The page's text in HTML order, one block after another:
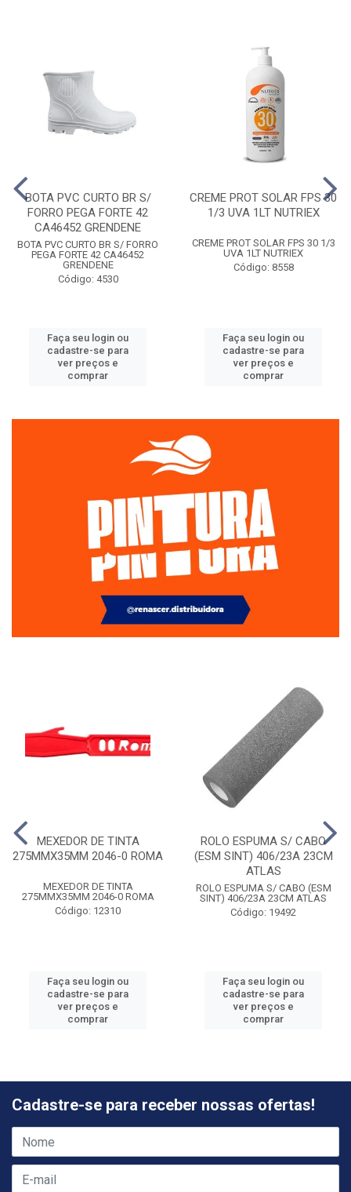
BOTA PVC CURTO BR S/
FORRO PEGA FORTE 42
CA46452 GRENDENE
BOTA PVC CURTO BR S/ FORRO
PEGA FORTE 42 CA46452
GRENDENE
Código: 4530
Faça seu login ou
cadastre-se para
ver preços e
comprar
CREME PROT SOLAR FPS 30
1/3 UVA 1LT NUTRIEX
CREME PROT SOLAR FPS 30 1/3
UVA 1LT NUTRIEX
Código: 8558
Faça seu login ou
cadastre-se para
ver preços e
comprar
MEXEDOR DE TINTA
275MMX35MM 2046-0 ROMA
MEXEDOR DE TINTA
275MMX35MM 2046-0 ROMA
Código: 12310
Faça seu login ou
cadastre-se para
ver preços e
comprar
ROLO ESPUMA S/ CABO
(ESM SINT) 406/23A 23CM
ATLAS
ROLO ESPUMA S/ CABO (ESM
SINT) 406/23A 23CM ATLAS
Código: 19492
Faça seu login ou
cadastre-se para
ver preços e
comprar
Cadastre-se para receber nossas ofertas!